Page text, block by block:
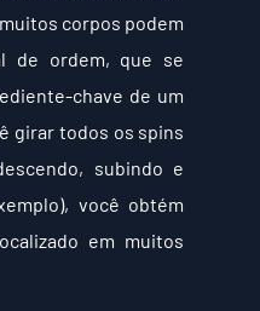
corpos podem
de ordem, que se
chave de um
girar todos os spins
subindo e
você obtém
em muitos